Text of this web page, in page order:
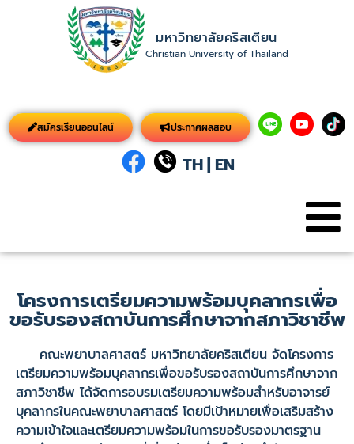
มหาวิทยาลัยคริสเตียน
Christian University of Thailand
สมัครเรียนออนไลน์ ประกาศผลสอบ
TH| EN
โครงการเตรียมความพร้อมบุคลากรเพื่อ
ขอรับรองสถาบันการศึกษาจากสภาวิชาชีพ
คณะพยาบาลศาสตร์ มหาวิทยาลัยคริสเตียน จัดโครงการ
เตรียมความพร้อมบุคลากรเพื่อขอรับรองสถาบันการศึกษาจาก
สภาวิชาชีพ ได้จัดการอบรมเตรียมความพร้อมสำหรับอาจารย์
บุคลากรในคณะพยาบาลศาสตร์ โดยมีเป้าหมายเพื่อเสริมสร้าง
ความเข้าใจและเตรียมความพร้อมในการขอรับรองมาตรฐาน